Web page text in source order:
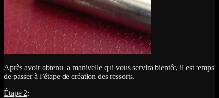
Après avoir obtenu la manivelle qui vous servira bientôt, il est temps
de passer à l’étape de création des ressorts.
Étape 2: